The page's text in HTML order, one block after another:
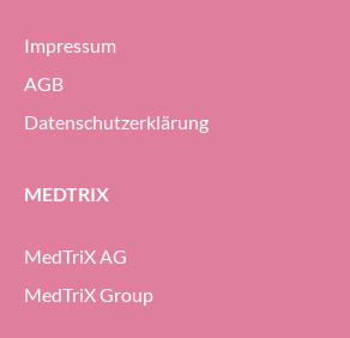
Impressum
AGB
Datenschutzerklärung
MEDTRIX
MedTriX AG
MedTriX Group